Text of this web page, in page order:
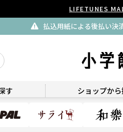
LIFETUNES
払込用紙による後払い決
す ショップか
小学館百